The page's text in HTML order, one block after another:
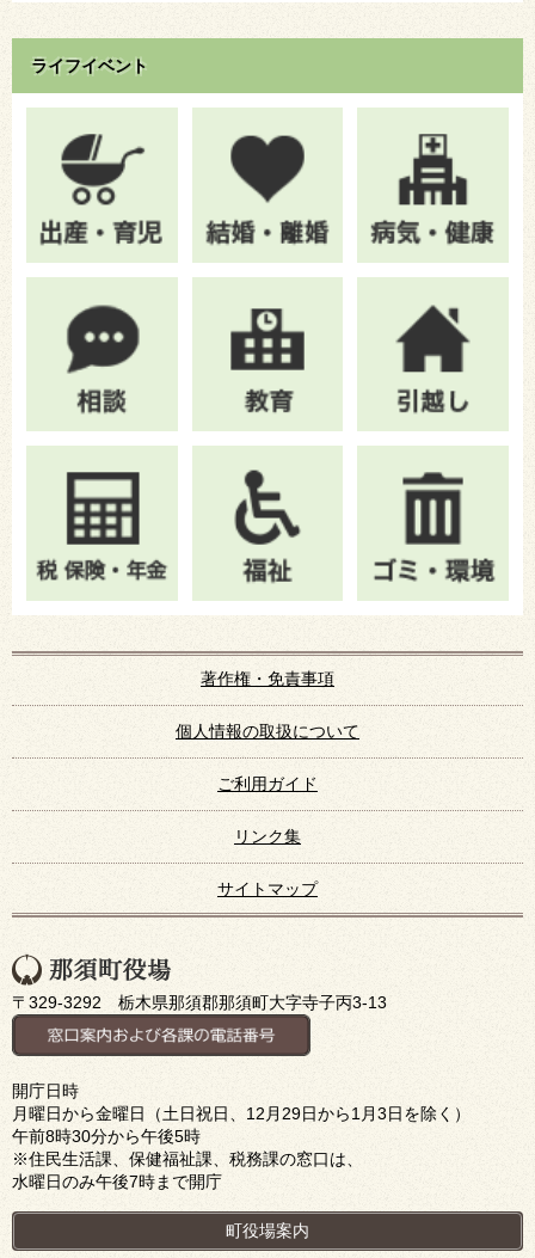
ライフイベント
著作権・免責事項
個人情報の取扱について
ご利用ガイド
リンク集
サイトマップ
〒329-3292 栃木県那須郡那須町大字寺子丙3-13
開庁日時
月曜日から金曜日（土日祝日、12月29日から1月3日を除く）
午前8時30分から午後5時
※住民生活課、保健福祉課、税務課の窓口は、
水曜日のみ午後7時まで開庁
町役場案内